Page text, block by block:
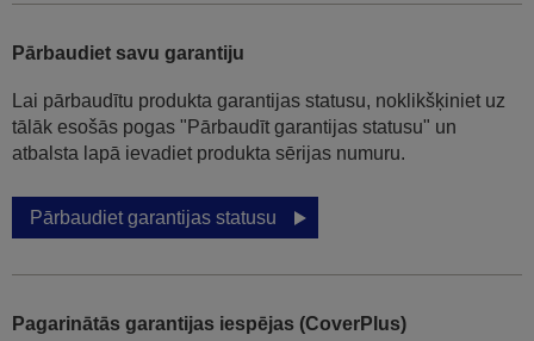
Pārbaudiet savu garantiju
Lai pārbaudītu produkta garantijas statusu, noklikšķiniet uz
tālāk esošās pogas "Pārbaudīt garantijas statusu" un
atbalsta lapā ievadiet produkta sērijas numuru.
Pārbaudiet garantijas statusu
Pagarinātās garantijas iespējas (CoverPlus)